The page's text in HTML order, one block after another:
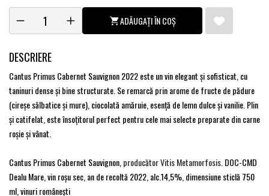
ADĂUGAȚI ÎN COȘ
DESCRIERE
Cantus Primus Cabernet Sauvignon 2022 este un vin elegant şi sofisticat, cu
taninuri dense şi bine structurate. Se remarcă prin arome de fructe de pădure
(cireşe sălbatice şi mure), ciocolată amăruie, esenţă de lemn dulce şi vanilie. Plin
şi catifelat, este însoţitorul perfect pentru cele mai selecte preparate din carne
roşie şi vânat.
Cantus Primus Cabernet Sauvignon, producător Vitis Metamorfosis . DOC-CMD
Dealu Mare, vin roşu sec, an de recoltă 2022, alc.14,5%, dimensiune sticlă 750
ml, vinuri româneşti